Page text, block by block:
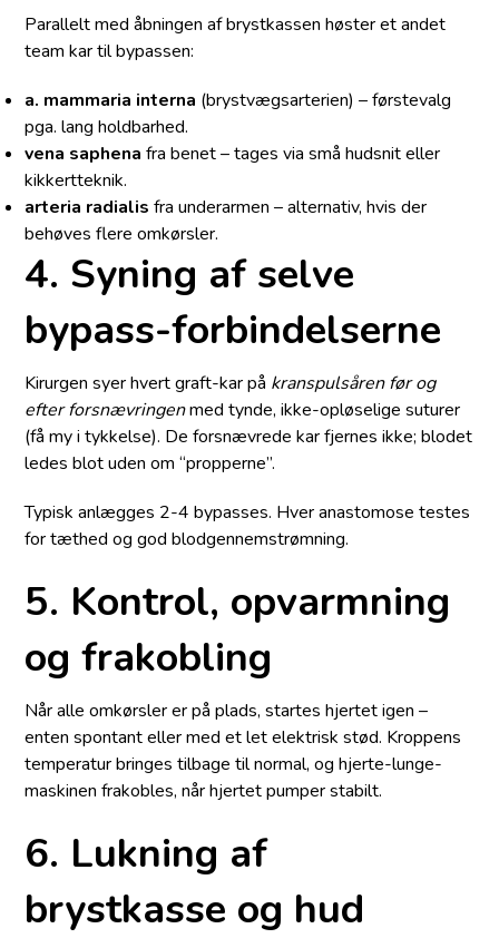
Parallelt med åbningen af brystkassen høster et andet
team kar til bypassen:
a. mammaria interna (brystvægsarterien) – førstevalg
pga. lang holdbarhed.
vena saphena fra benet – tages via små hudsnit eller
kikkertteknik.
arteria radialis fra underarmen – alternativ, hvis der
behøves flere omkørsler.
4. Syning af selve
bypass-forbindelserne
Kirurgen syer hvert graft-kar på kranspulsåren før og
efter forsnævringenmed tynde, ikke-opløselige suturer
(få my i tykkelse). De forsnævrede kar fjernes ikke; blodet
ledes blot uden om “propperne”.
Typisk anlægges 2-4 bypasses. Hver anastomose testes
for tæthed og god blodgennemstrømning.
5. Kontrol, opvarmning
og frakobling
Når alle omkørsler er på plads, startes hjertet igen –
enten spontant eller med et let elektrisk stød. Kroppens
temperatur bringes tilbage til normal, og hjerte-lunge-
maskinen frakobles, når hjertet pumper stabilt.
6. Lukning af
brystkasse og hud